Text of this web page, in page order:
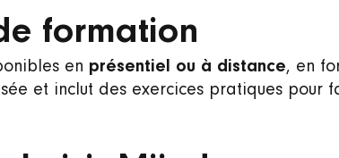
formation
en présentiel ou à distance, en
et inclut des exercices pratiques pour